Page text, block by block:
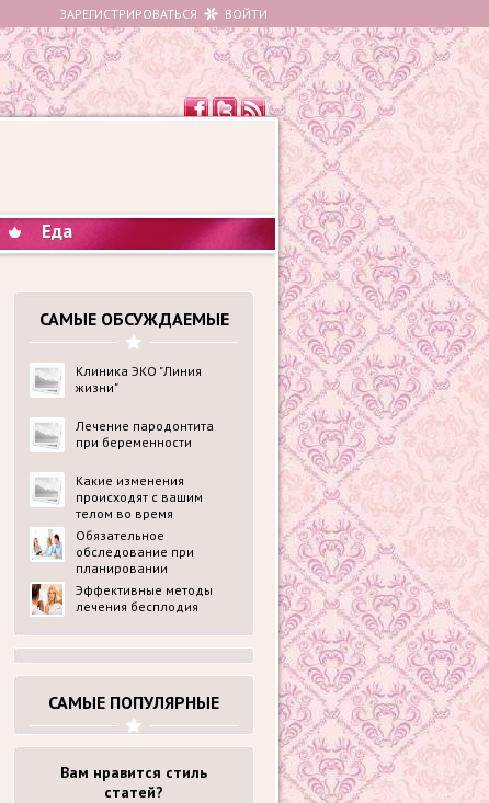
ЗАРЕГИСТРИРОВАТЬСЯ ВОЙТИ
Еда
САМЫЕ ОБСУЖДАЕМЫЕ
Клиника ЭКО "Линия
жизни"
Лечение пародонтита
при беременности
Какие изменения
происходят с вашим
телом во время
беременности?
Обязательное
обследование при
планировании
беременности в
медицинском центре
ldck.ru: перечень
анализов
Эффективные методы
лечения бесплодия
САМЫЕ ПОПУЛЯРНЫЕ
Вам нравится стиль
статей?